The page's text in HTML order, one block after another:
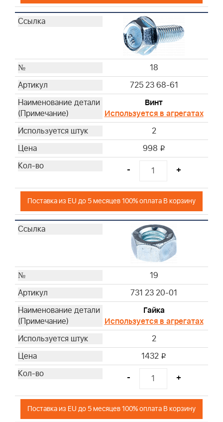
18
725 23 68-61
Винт
Используется в агрегатах
2
998 i
- +
Поставка из EU до 5 месяцев 100% оплата В корзину
19
731 23 20-01
Гайка
Используется в агрегатах
2
1432 i
- +
Поставка из EU до 5 месяцев 100% оплата В корзину